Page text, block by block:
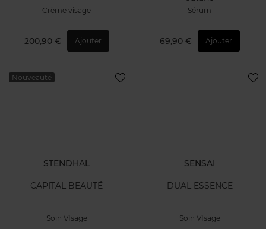
Crème visage
200,90 € Ajouter
Sérum
69,90 € Ajouter
Nouveauté
STENDHAL
CAPITAL BEAUTÉ
Soin VIsage
SENSAI
DUAL ESSENCE
Soin VIsage